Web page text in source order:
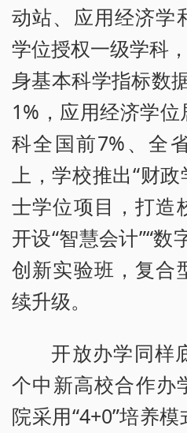
动站、应用经济学
学位授权一级学科
身基本科学指标数
1%，应用经济学
科全国前7%、全
上，学校推出“财
士学位项目，打造
开设“智慧会计”“数
创新实验班，复合
续升级。
开放办学同样
个中新高校合作
院采用“4+0”培养